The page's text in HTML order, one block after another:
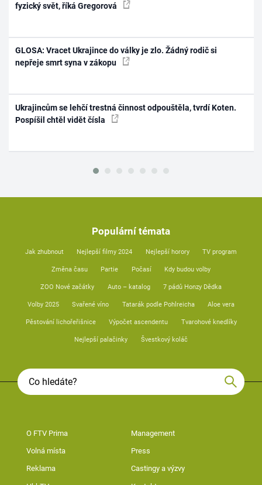
fyzický svět, říká Gregorová
GLOSA: Vracet Ukrajince do války je zlo. Žádný rodič si
nepřeje smrt syna v zákopu
Ukrajincům se lehčí trestná činnost odpouštěla, tvrdí Koten.
Pospíšil chtěl vidět čísla
Populární témata
Jak zhubnout Nejlepší filmy 2024 Nejlepší horory TV program
Změna času Partie Počasí Kdy budou volby
ZOO Nové začátky Auto – katalog 7 pádů Honzy Dědka
Volby 2025 Svařené víno Tatarák podle Pohlreicha Aloe vera
Pěstování lichořeřišnice Výpočet ascendentu Tvarohové knedlíky
Nejlepší palačinky Švestkový koláč
O FTV Prima Management
Volná místa Press
Reklama Castingy a výzvy